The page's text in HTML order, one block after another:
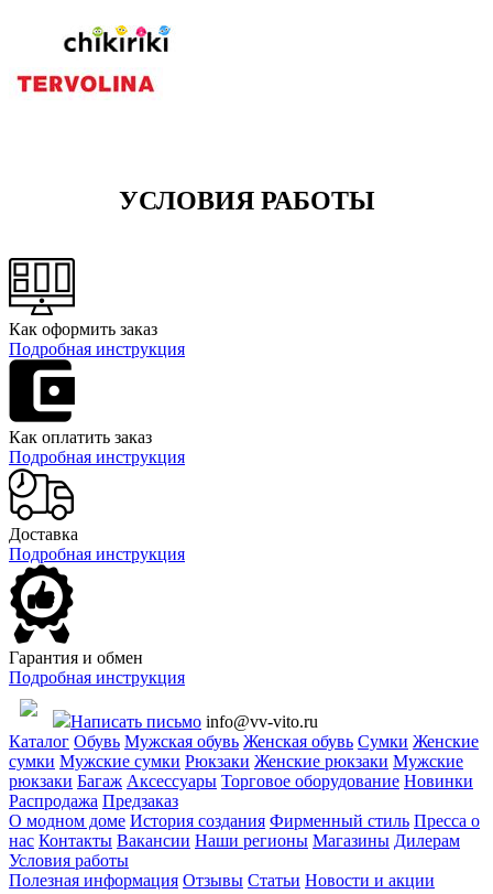
УСЛОВИЯ РАБОТЫ
Как оформить заказ
Подробная инструкция
Как оплатить заказ
Подробная инструкция
Доставка
Подробная инструкция
Гарантия и обмен
Подробная инструкция
Написать письмо info@vv-vito.ru
Каталог Обувь Мужская обувь Женская обувь Сумки Женские
сумки Мужские сумки Рюкзаки Женские рюкзаки Мужские
рюкзаки Багаж Аксессуары Торговое оборудование Новинки
Распродажа Предзаказ
О модном доме История создания Фирменный стиль Пресса о
нас Контакты Вакансии Наши регионы Магазины Дилерам
Условия работы
Полезная информация Отзывы Статьи Новости и акции